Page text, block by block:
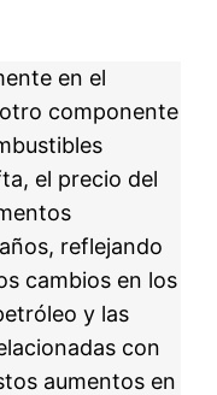
en el
componente
el precio del
reflejando
cambios en los
y las
con
aumentos en